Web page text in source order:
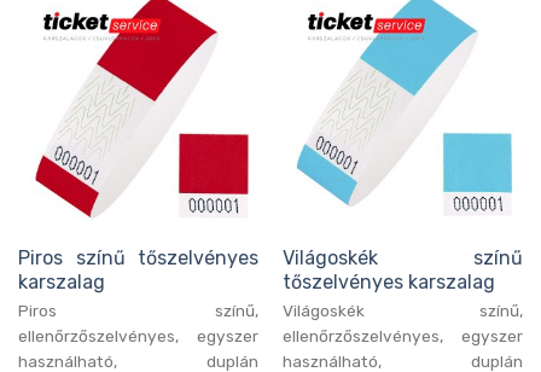
Piros színű tőszelvényes
karszalag
Piros színű,
ellenőrzőszelvényes, egyszer
használható, duplán
Világoskék színű
tőszelvényes karszalag
Világoskék színű,
ellenőrzőszelvényes, egyszer
használható, duplán